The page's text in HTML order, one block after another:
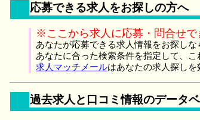
応募できる求人をお探しの方へ
※ここから求人に応募・問合せで
あなたが応募できる求人情報をお探し
あなたに合った検索条件を指定して、
求人マッチメールはあなたの求人探しを
過去求人と口コミ情報のデータ